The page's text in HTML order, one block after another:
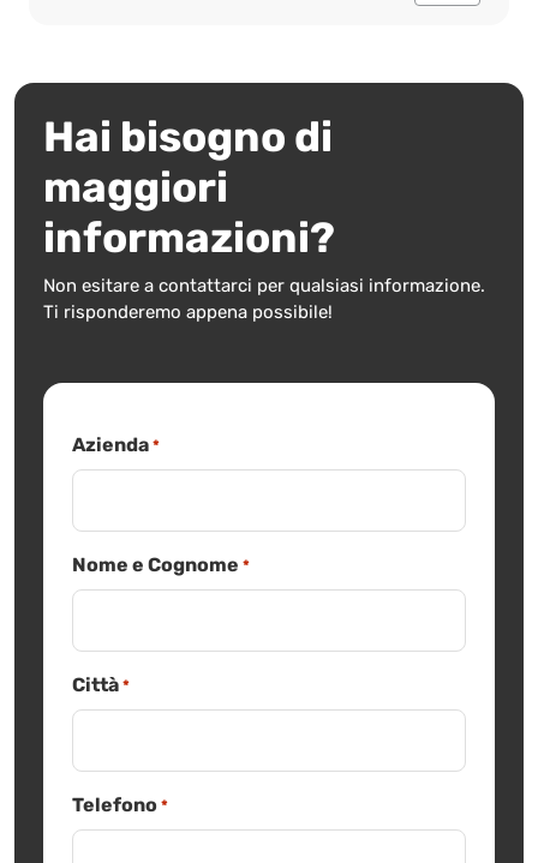
Hai bisogno di
maggiori
informazioni?
Non esitare a contattarci per qualsiasi informazione.
Ti risponderemo appena possibile!
Azienda *
Nome e Cognome *
Città *
Telefono *